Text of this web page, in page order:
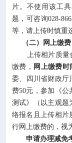
片。不使用该工
题，可咨询028-
等，请上传时慎重
（二）网上缴费
上传相片质量合
缴费， 网上缴费时
委、四川省财政厅
费50元，参加《
测试》（以主观题
络报名且上传相片
行网上缴费的，视
申请办理减免